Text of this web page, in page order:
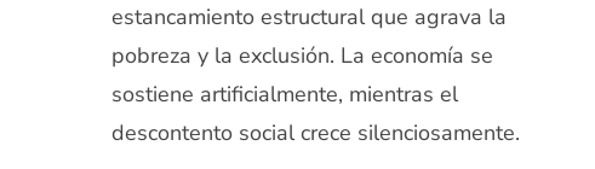
estancamiento estructural que agrava la
pobreza y la exclusión. La economía se
sostiene artificialmente, mientras el
descontento social crece silenciosamente.